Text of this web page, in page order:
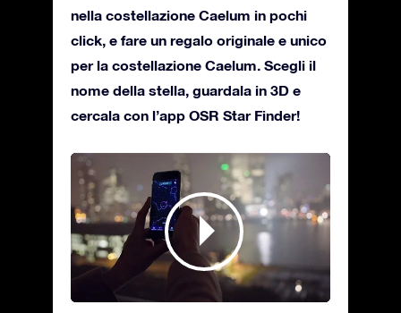
nella costellazione Caelum in pochi
click, e fare un regalo originale e unico
per la costellazione Caelum. Scegli il
nome della stella, guardala in 3D e
cercala con l’app OSR Star Finder!